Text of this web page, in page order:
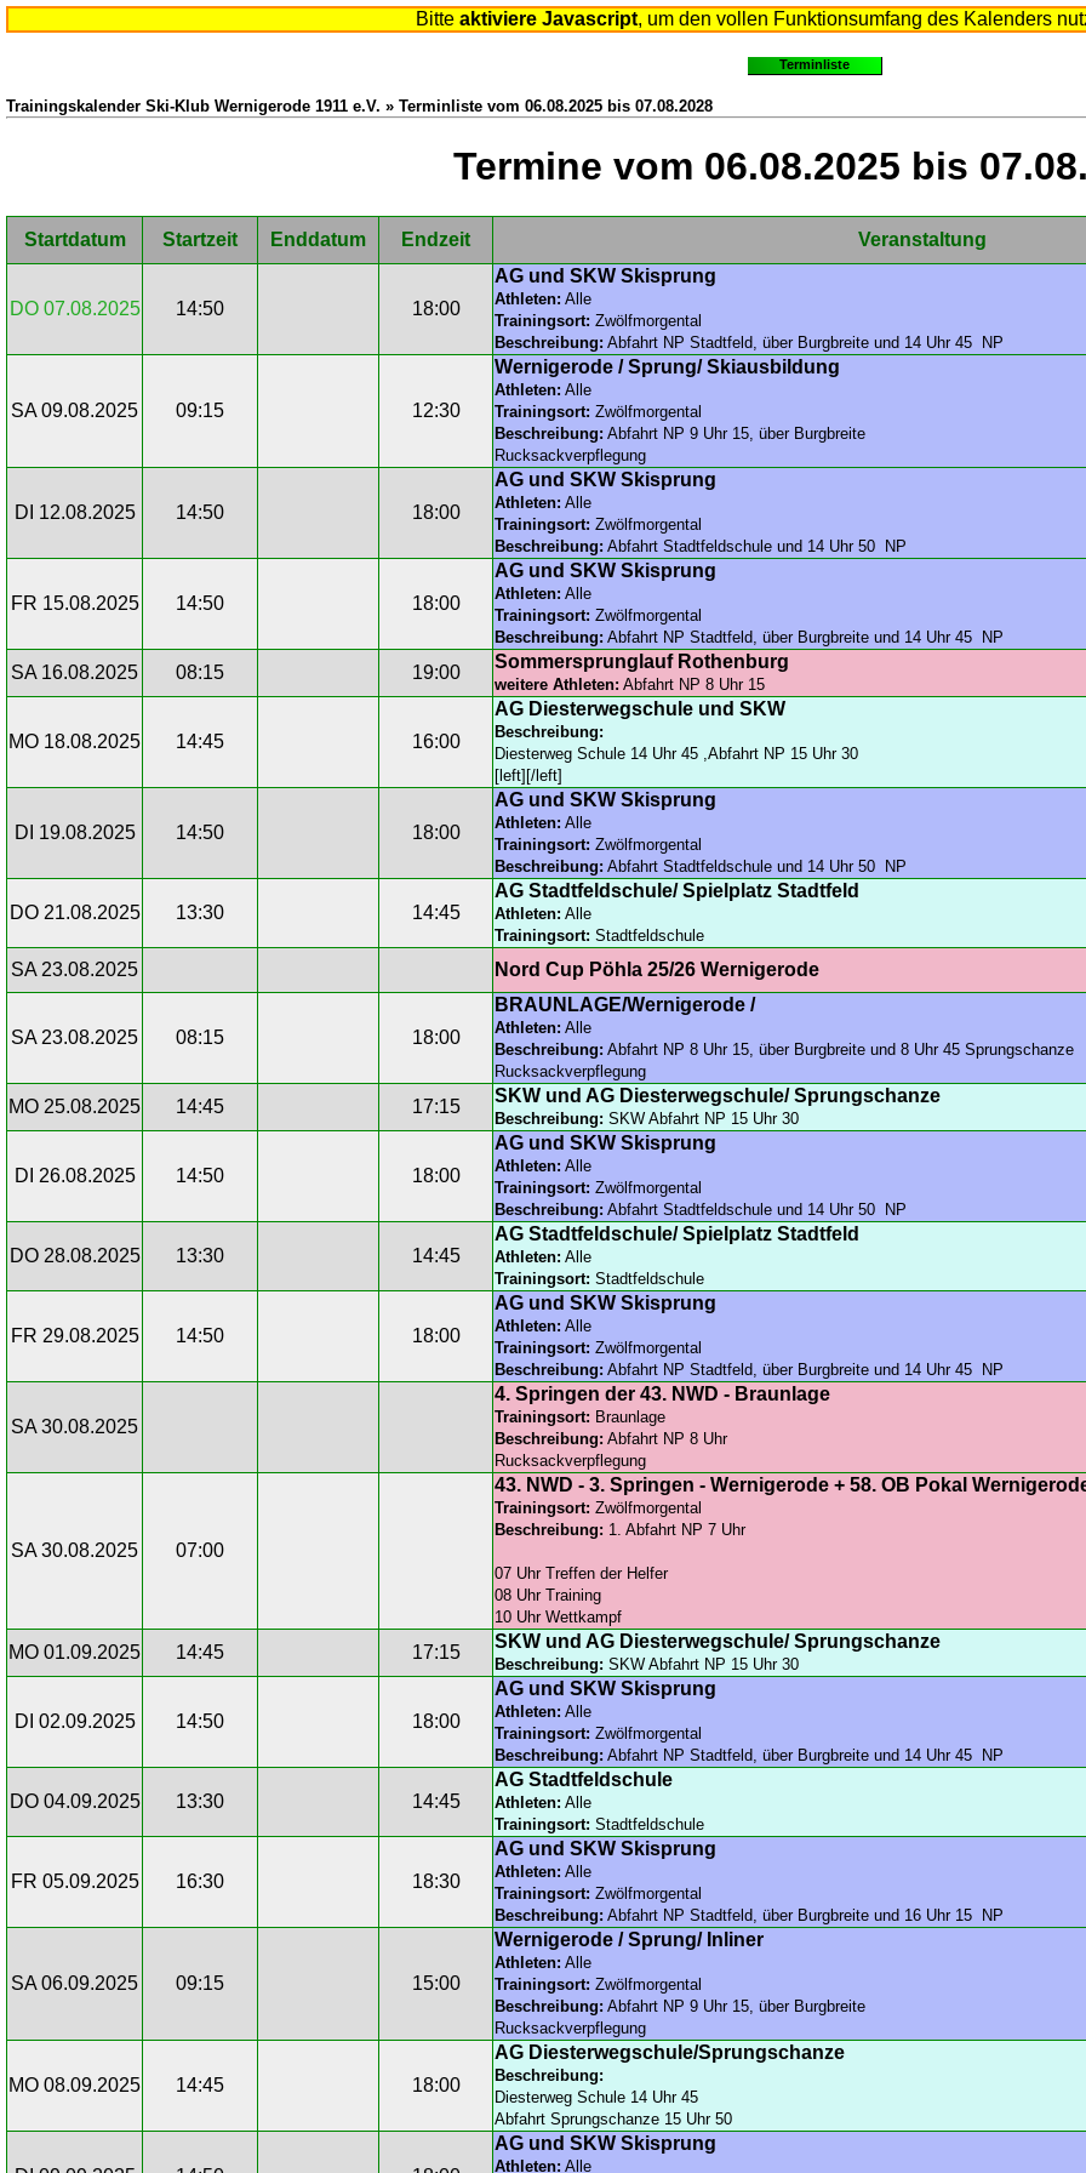
Bitte aktiviere Javascript, um den vollen Funktionsumfang des Kalenders
Terminliste
Trainingskalender Ski-Klub Wernigerode 1911 e.V. » Terminliste vom 06.08.2025 bis 07.08.2028
Termine vom 06.08.2025 bis
Startdatum Startzeit Enddatum Endzeit Veranstaltung
DO 07.08.2025 14:50 18:00
AG und SKW Skisprung
Athleten: Alle
Trainingsort: Zwölfmorgental
Beschreibung: Abfahrt NP Stadtfeld, über Burgbreite und 14 Uhr 45 NP
SA 09.08.2025 09:15 12:30
Wernigerode / Sprung/ Skiausbildung
Athleten: Alle
Trainingsort: Zwölfmorgental
Beschreibung: Abfahrt NP 9 Uhr 15, über Burgbreite
Rucksackverpflegung
DI 12.08.2025 14:50 18:00
AG und SKW Skisprung
Athleten: Alle
Trainingsort: Zwölfmorgental
Beschreibung: Abfahrt Stadtfeldschule und 14 Uhr 50 NP
FR 15.08.2025 14:50 18:00
AG und SKW Skisprung
Athleten: Alle
Trainingsort: Zwölfmorgental
Beschreibung: Abfahrt NP Stadtfeld, über Burgbreite und 14 Uhr 45 NP
SA 16.08.2025 08:15 19:00
Sommersprunglauf Rothenburg
weitere Athleten: Abfahrt NP 8 Uhr 15
MO 18.08.2025 14:45 16:00
AG Diesterwegschule und SKW
Beschreibung:
Diesterweg Schule 14 Uhr 45 ,Abfahrt NP 15 Uhr 30
[left][/left]
DI 19.08.2025 14:50 18:00
AG und SKW Skisprung
Athleten: Alle
Trainingsort: Zwölfmorgental
Beschreibung: Abfahrt Stadtfeldschule und 14 Uhr 50 NP
DO 21.08.2025 13:30 14:45
AG Stadtfeldschule/ Spielplatz Stadtfeld
Athleten: Alle
Trainingsort: Stadtfeldschule
SA 23.08.2025 Nord Cup Pöhla 25/26 Wernigerode
SA 23.08.2025 08:15 18:00
BRAUNLAGE/Wernigerode /
Athleten: Alle
Beschreibung: Abfahrt NP 8 Uhr 15, über Burgbreite und 8 Uhr 45 Sprungschanze
Rucksackverpflegung
MO 25.08.2025 14:45 17:15
SKW und AG Diesterwegschule/ Sprungschanze
Beschreibung: SKW Abfahrt NP 15 Uhr 30
DI 26.08.2025 14:50 18:00
AG und SKW Skisprung
Athleten: Alle
Trainingsort: Zwölfmorgental
Beschreibung: Abfahrt Stadtfeldschule und 14 Uhr 50 NP
DO 28.08.2025 13:30 14:45
AG Stadtfeldschule/ Spielplatz Stadtfeld
Athleten: Alle
Trainingsort: Stadtfeldschule
FR 29.08.2025 14:50 18:00
AG und SKW Skisprung
Athleten: Alle
Trainingsort: Zwölfmorgental
Beschreibung: Abfahrt NP Stadtfeld, über Burgbreite und 14 Uhr 45 NP
SA 30.08.2025
4. Springen der 43. NWD - Braunlage
Trainingsort: Braunlage
Beschreibung: Abfahrt NP 8 Uhr
Rucksackverpflegung
SA 30.08.2025 07:00
43. NWD - 3. Springen - Wernigerode + 58. OB Pokal
Trainingsort: Zwölfmorgental
Beschreibung: 1. Abfahrt NP 7 Uhr
07 Uhr Treffen der Helfer
08 Uhr Training
10 Uhr Wettkampf
MO 01.09.2025 14:45 17:15
SKW und AG Diesterwegschule/ Sprungschanze
Beschreibung: SKW Abfahrt NP 15 Uhr 30
DI 02.09.2025 14:50 18:00
AG und SKW Skisprung
Athleten: Alle
Trainingsort: Zwölfmorgental
Beschreibung: Abfahrt NP Stadtfeld, über Burgbreite und 14 Uhr 45 NP
DO 04.09.2025 13:30 14:45
AG Stadtfeldschule
Athleten: Alle
Trainingsort: Stadtfeldschule
FR 05.09.2025 16:30 18:30
AG und SKW Skisprung
Athleten: Alle
Trainingsort: Zwölfmorgental
Beschreibung: Abfahrt NP Stadtfeld, über Burgbreite und 16 Uhr 15 NP
SA 06.09.2025 09:15 15:00
Wernigerode / Sprung/ Inliner
Athleten: Alle
Trainingsort: Zwölfmorgental
Beschreibung: Abfahrt NP 9 Uhr 15, über Burgbreite
Rucksackverpflegung
MO 08.09.2025 14:45 18:00
AG Diesterwegschule/Sprungschanze
Beschreibung:
Diesterweg Schule 14 Uhr 45
Abfahrt Sprungschanze 15 Uhr 50
AG und SKW Skisprung
Athleten: Alle